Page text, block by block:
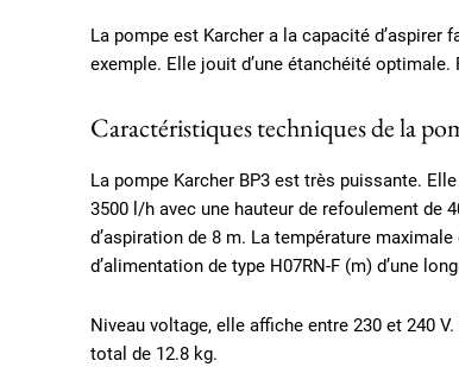
La pompe est Karcher a la capacité d’aspirer
exemple. Elle jouit d’une étanchéité
Caractéristiques techniques de la
La pompe Karcher BP3 est très puissante.
3500 l/h avec une hauteur de refoulement de
d’aspiration de 8 m. La température
d’alimentation de type H07RN-F (m) d’une
Niveau voltage, elle affiche entre 230 et 240
total de 12.8 kg.